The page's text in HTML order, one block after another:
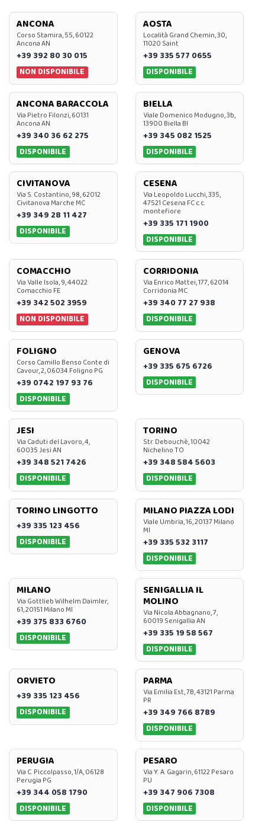
ANCONA
Corso Stamira, 55, 60122
Ancona AN
+39 392 80 30 015
NON DISPONIBILE
AOSTA
Località Grand Chemin, 30,
11020 Saint
+39 335 577 0655
DISPONIBILE
ANCONA BARACCOLA
Via Pietro Filonzi, 60131
Ancona AN
+39 340 36 62 275
DISPONIBILE
BIELLA
Viale Domenico Modugno, 3b,
13900 Biella BI
+39 345 082 1525
DISPONIBILE
CIVITANOVA
Via S. Costantino, 98, 62012
Civitanova Marche MC
+39 349 28 11 427
DISPONIBILE
CESENA
Via Leopoldo Lucchi, 335,
47521 Cesena FC c.c.
montefiore
+39 335 171 1900
DISPONIBILE
COMACCHIO
Via Valle Isola, 9, 44022
Comacchio FE
+39 342 502 3959
NON DISPONIBILE
CORRIDONIA
Via Enrico Mattei, 177, 62014
Corridonia MC
+39 340 77 27 938
DISPONIBILE
FOLIGNO
Corso Camillo Benso Conte di
Cavour, 2, 06034 Foligno PG
+39 0742 197 93 76
DISPONIBILE
GENOVA
+39 335 675 6726
DISPONIBILE
JESI
Via Caduti del Lavoro, 4,
60035 Jesi AN
+39 348 521 7426
DISPONIBILE
TORINO
Str. Debouchè, 10042
Nichelino TO
+39 348 584 5603
DISPONIBILE
TORINO LINGOTTO
+39 335 123 456
DISPONIBILE
MILANO PIAZZA LODI
Viale Umbria, 16, 20137 Milano
MI
+39 335 532 3117
DISPONIBILE
MILANO
Via Gottlieb Wilhelm Daimler,
61, 20151 Milano MI
+39 375 833 6760
DISPONIBILE
SENIGALLIA IL
MOLINO
Via Nicola Abbagnano, 7,
60019 Senigallia AN
+39 335 19 58 567
DISPONIBILE
ORVIETO
+39 335 123 456
DISPONIBILE
PARMA
Via Emilia Est, 7B, 43121 Parma
PR
+39 349 766 8789
DISPONIBILE
PERUGIA
Via C. Piccolpasso, 1/A, 06128
Perugia PG
+39 344 058 1790
DISPONIBILE
PESARO
Via Y. A. Gagarin, 61122 Pesaro
PU
+39 347 906 7308
DISPONIBILE